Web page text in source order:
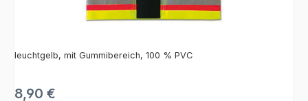
leuchtgelb, mit Gummibereich, 100 % PVC
Regulärer Preis:
8,90 €